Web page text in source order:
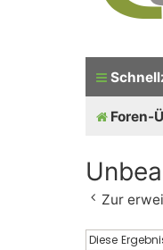
Foren-
Zur